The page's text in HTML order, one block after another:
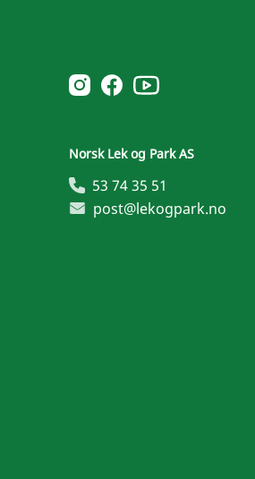
Norsk Leg & Park instagram
Norsk Leg & Park
Norsk Leg & Park
Norsk Lek og Park AS
53 74 35 51
post@lekogpark.no